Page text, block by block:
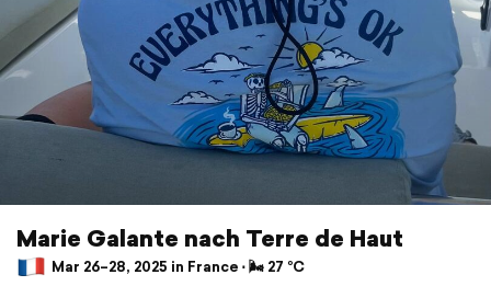
Marie Galante nach Terre de Haut
Mar 26–28, 2025 in France ⋅ 🌬 27 °C